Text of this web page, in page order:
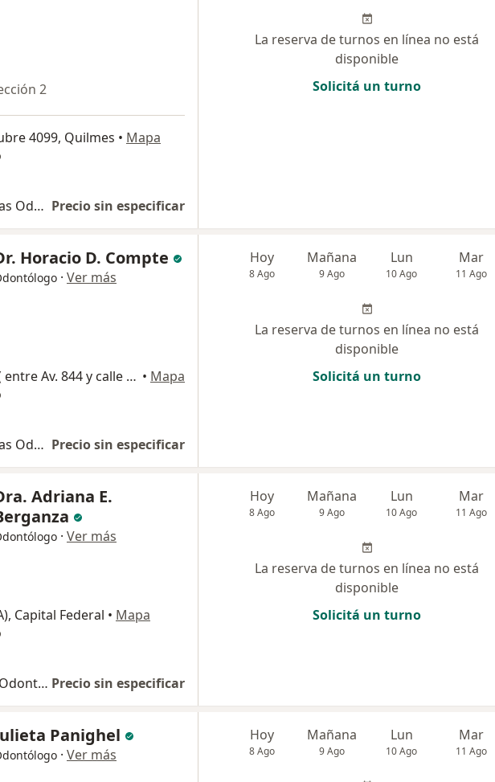
2
4099, Quilmes • Mapa
Consultas sucesivas Odontología Precio sin especificar
La reserva de turnos en línea no está
disponible
Solicitá un turno
Horacio D. Compte
· Ver más
Calle 895 Nº 4360 ( entre Av. 844 y calle 843 ), San Francisco Solano • Mapa
Consultas sucesivas Odontología Precio sin especificar
Hoy
8 Ago
Mañana
9 Ago
Lun
10 Ago
Mar
11 Ago
La reserva de turnos en línea no está
disponible
Solicitá un turno
Adriana E.
· Ver más
Capital Federal • Mapa
Primera consulta Odontología Precio sin especificar
Hoy
8 Ago
Mañana
9 Ago
Lun
10 Ago
Mar
11 Ago
La reserva de turnos en línea no está
disponible
Solicitá un turno
Panighel
· Ver más
Hoy
8 Ago
Mañana
9 Ago
Lun
10 Ago
Mar
11 Ago